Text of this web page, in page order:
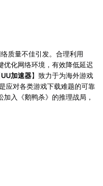
质量不佳引发。合理利用
优化网络环境，有效降低延迟
UU加速器】致力于为海外游戏
应对各类游戏下载难题的可靠
加入《鹅鸭杀》的推理战局，